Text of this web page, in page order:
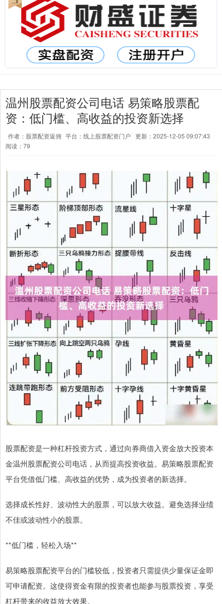
温州股票配资公司电话 易策略股票配
资：低门槛、高收益的投资新选择
作者：股票配资返佣 平台：线上股票配资门户 更新：2025-12-05 09:07:43
阅读：79
股票配资是一种杠杆投资方式，通过向券商借入资金放大投资本
金温州股票配资公司电话，从而提高投资收益。易策略股票配资
平台凭借低门槛、高收益的优势，成为投资者的新选择。
选择成长性好、波动性大的股票，可以放大收益。避免选择业绩
不佳或波动性小的股票。
**低门槛，轻松入场**
易策略股票配资平台的门槛较低，投资者只需提供少量保证金即
可申请配资。这使得资金有限的投资者也能参与股票投资，享受
杠杆带来的收益放大效果。